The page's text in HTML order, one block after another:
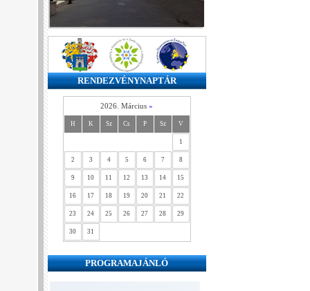
RENDEZVÉNYNAPTÁR
2026. Március »
H K Sz Cs P Sz V
1
2 3 4 5 6 7 8
9 10 11 12 13 14 15
16 17 18 19 20 21 22
23 24 25 26 27 28 29
30 31
PROGRAMAJÁNLÓ